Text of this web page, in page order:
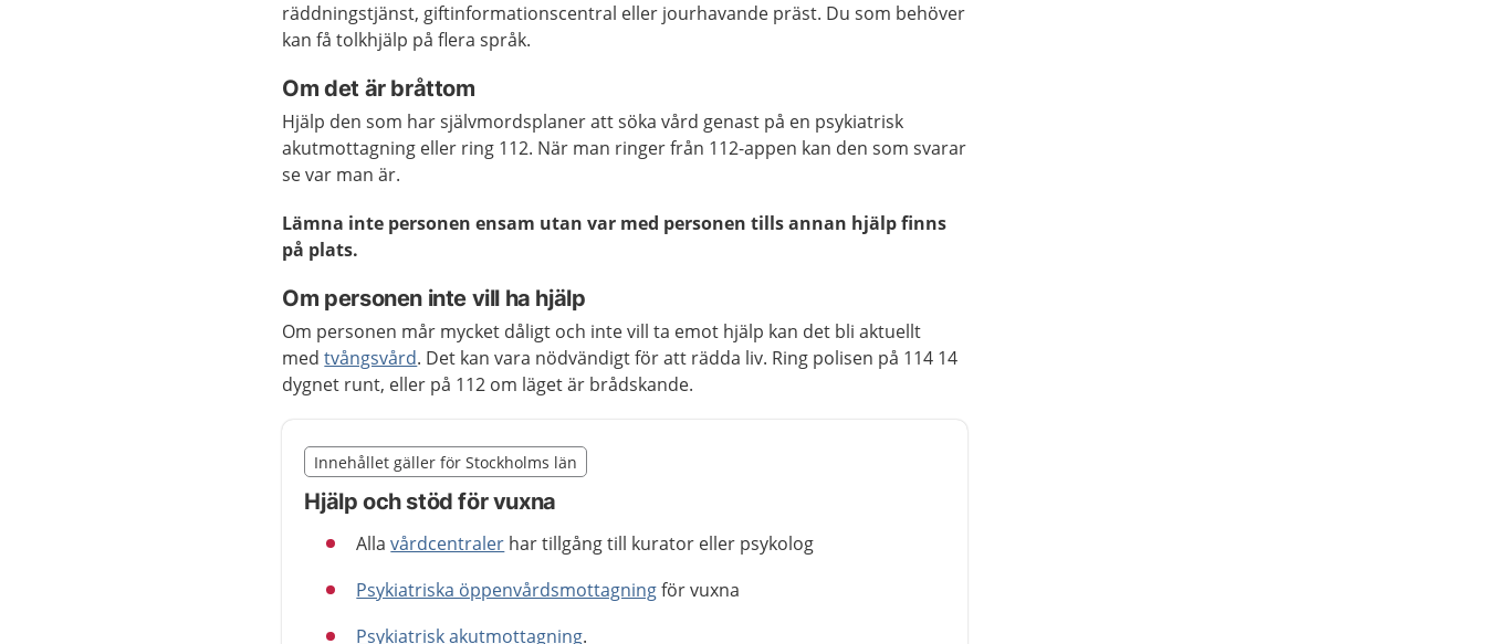
räddningstjänst, giftinformationscentral eller jourhavande präst. Du som behöver
kan få tolkhjälp på flera språk.
Om det är bråttom
Hjälp den som har självmordsplaner att söka vård genast på en psykiatrisk
akutmottagning eller ring 112. När man ringer från 112-appen kan den som svarar
se var man är.
Lämna inte personen ensam utan var med personen tills annan hjälp finns
på plats.
Om personen inte vill ha hjälp
Om personen mår mycket dåligt och inte vill ta emot hjälp kan det bli aktuellt
medtvångsvård. Det kan vara nödvändigt för att rädda liv. Ring polisen på 114 14
dygnet runt, eller på 112 om läget är brådskande.
Nedan innehåll gäller region Stockholms län
Innehållet gäller för Stockholms län
Hjälp och stöd för vuxna
Allavårdcentraler har tillgång till kurator eller psykolog
Psykiatriska öppenvårdsmottagningför vuxna
Psykiatrisk akutmottagning.
Slut på det regionala tillägget från region Stockholms län